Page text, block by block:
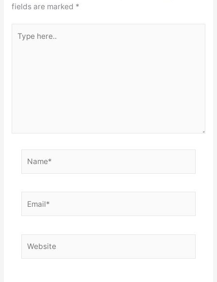
fields are marked *
here..